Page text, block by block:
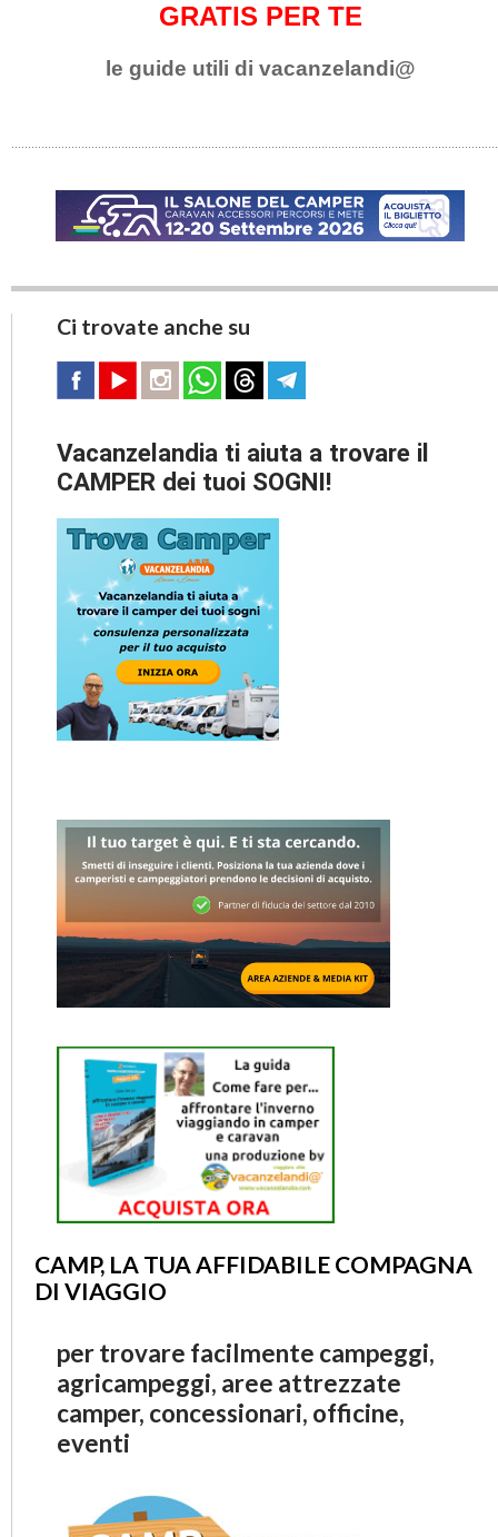
GRATIS PER TE
le guide utili di vacanzelandi@
Ci trovate anche su
Vacanzelandia ti aiuta a trovare il
CAMPER dei tuoi SOGNI!
CAMP, LA TUA AFFIDABILE COMPAGNA
DI VIAGGIO
per trovare facilmente campeggi,
agricampeggi, aree attrezzate
camper, concessionari, officine,
eventi